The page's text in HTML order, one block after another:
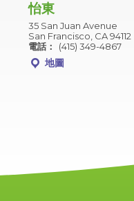
怡東
35 San Juan Avenue
San Francisco, CA 94112
電話：
(415) 349-4867
地圖